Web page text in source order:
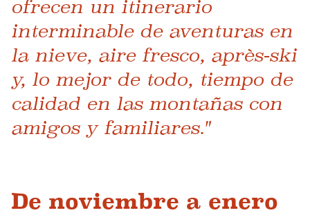
ofrecen un itinerario
interminable de aventuras en
la nieve, aire fresco, après-ski
y, lo mejor de todo, tiempo de
calidad en las montañas con
amigos y familiares."
De noviembre a enero